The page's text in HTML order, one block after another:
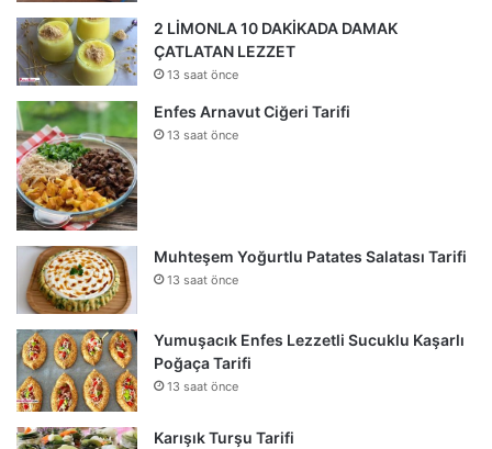
2 LİMONLA 10 DAKİKADA DAMAK
ÇATLATAN LEZZET
13 saat önce
Enfes Arnavut Ciğeri Tarifi
13 saat önce
Muhteşem Yoğurtlu Patates Salatası Tarifi
13 saat önce
Yumuşacık Enfes Lezzetli Sucuklu Kaşarlı
Poğaça Tarifi
13 saat önce
Karışık Turşu Tarifi